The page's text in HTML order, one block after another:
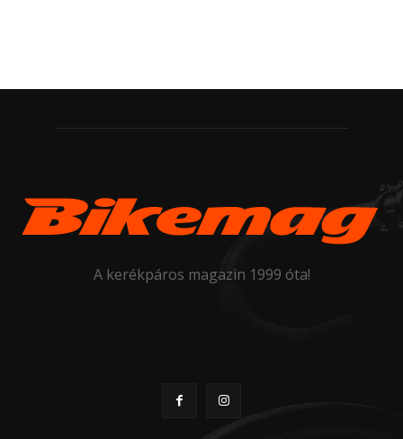
A kerékpáros magazin 1999 óta!